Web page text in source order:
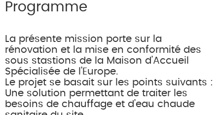
Programme
La présente mission porte sur la
rénovation et la mise en conformité des
sous stastions de la Maison d’Accueil
Spécialisée de l’Europe.
Le projet se basait sur les points suivants :
Une solution permettant de traiter les
besoins de chauffage et d’eau chaude